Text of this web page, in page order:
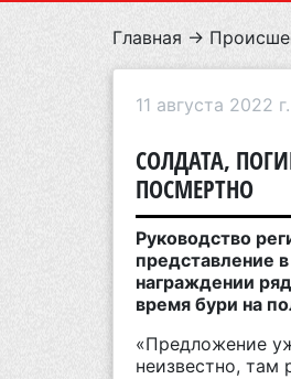
Главная →
11 августа 2022 г.
СОЛДАТА,
ПОСМЕРТНО
Руководство
представление
награждении
время бури на
«Предложение
неизвестно, там